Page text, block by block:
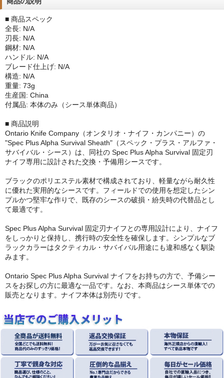
■ 商品スペック
全長: N/A
刃長: N/A
鋼材: N/A
ハンドル: N/A
ブレード仕上げ: N/A
構造: N/A
重量: 73g
生産国: China
付属品: 本体のみ（シース単体商品）
■ 商品説明
Ontario Knife Company（オンタリオ・ナイフ・カンパニー）の
"Spec Plus Alpha Survival Sheath"（スペック・プラス・アルファ・
サバイバル・シース）は、同社の Spec Plus Alpha Survival 固定刃
ナイフ専用に設計された交換・予備用シースです。
ブラックのポリエステル素材で構成されており、軽量ながら耐久性
に優れた実用的なシースです。フィールドでの使用を想定したシン
プルかつ堅牢な作りで、既存のシースの破損・紛失時の代替品とし
て最適です。
Spec Plus Alpha Survival 固定刃ナイフとの専用設計により、ナイフ
をしっかりと保持し、携行時の安全性を確保します。シンプルなブ
ラックカラーはタクティカル・サバイバル用途にも違和感なく馴染
みます。
Ontario Spec Plus Alpha Survival ナイフをお持ちの方で、予備シー
スをお探しの方に最適な一品です。なお、本商品はシース単体での
販売となります。ナイフ本体は別売りです。